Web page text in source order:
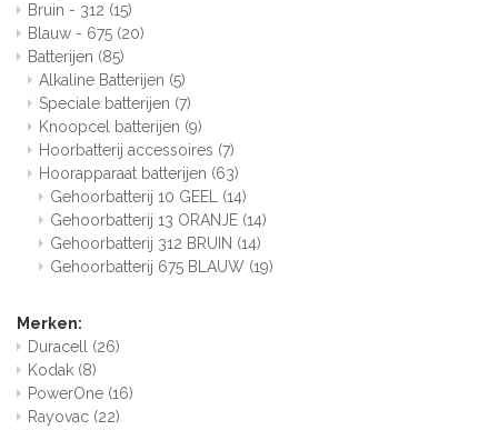
Bruin - 312 (15)
Blauw - 675 (20)
Batterijen (85)
Alkaline Batterijen (5)
Speciale batterijen (7)
Knoopcel batterijen (9)
Hoorbatterij accessoires (7)
Hoorapparaat batterijen (63)
Gehoorbatterij 10 GEEL (14)
Gehoorbatterij 13 ORANJE (14)
Gehoorbatterij 312 BRUIN (14)
Gehoorbatterij 675 BLAUW (19)
Merken:
Duracell (26)
Kodak (8)
PowerOne (16)
Rayovac (22)